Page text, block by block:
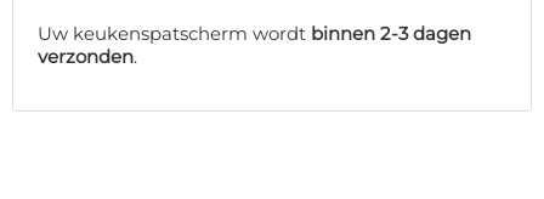
Uw keukenspatscherm wordt binnen 2-3 dagen
verzonden.